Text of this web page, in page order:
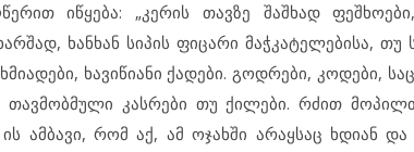
იწყება: „კერის თავზე შაშხად
ხანხან სიპის ფიცარი მაჭკატელებისა, თუ
ხავიწიანი ქადები. გოდრები, კოდები,
კასრები თუ ქილები. რძით
ამბავი, რომ აქ, ამ ოჯახში არაყსაც ხდიან